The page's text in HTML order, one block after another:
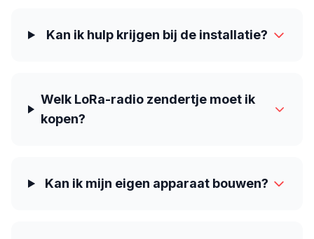
Kan ik hulp krijgen bij de installatie?
Welk LoRa-radio zendertje moet ik
kopen?
Kan ik mijn eigen apparaat bouwen?